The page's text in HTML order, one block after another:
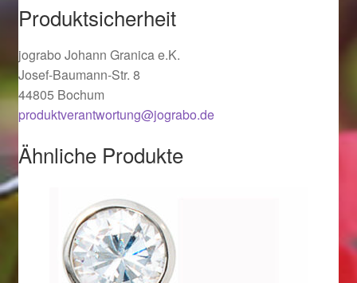
Ostergeschenke finden für Ostern 2021
Ostergeschenke finden für Ostern 2022
Partner
Shop
Startseite
Startseite
Produktsicherheit
jograbo Johann Granica e.K.
Josef-Baumann-Str. 8
44805 Bochum
produktverantwortung@jograbo.de
Ähnliche Produkte